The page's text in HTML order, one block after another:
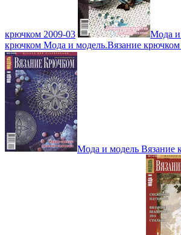
крючком 2009-03
Мода и
крючком Мода и модель.Вязание крючком
Мода и модель Вязание